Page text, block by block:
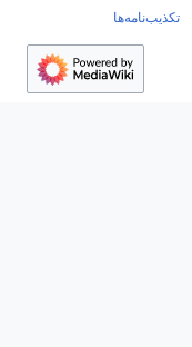
تکذیب‌نامه‌ها